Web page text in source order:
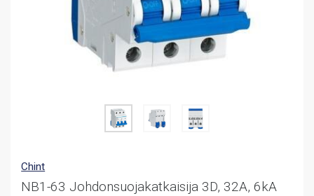
Chint
NB1-63 Johdonsuojakatkaisija 3D, 32A, 6kA